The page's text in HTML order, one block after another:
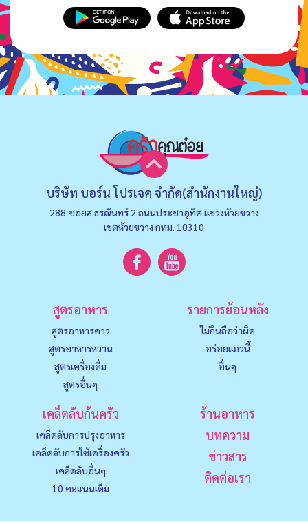
บริษัท บอร์น โปรเจค จำกัด(สำนักงานใหญ่)
288 ซอยส.ธรณินทร์ 2 ถนนประชาอุทิศ แขวงหัวยขวาง
เขตห้วยขวาง กทม. 10310
สูตรอาหาร
สูตรอาหารคาว
สูตรอาหารหวาน
สูตรเครื่องดื่ม
สูตรอื่นๆ
รายการย้อนหลัง
ไม่กินถือว่าผิด
อร่อยแถวนี้
อื่นๆ
เคล็ดลับก้นครัว
เคล็ดลับการปรุงอาหาร
เคล็ดลับการใช้เครื่องครัว
เคล็ดลับอื่นๆ
10 คะแนนเต็ม
ร้านอาหาร
บทความ
ข่าวสาร
ติดต่อเรา